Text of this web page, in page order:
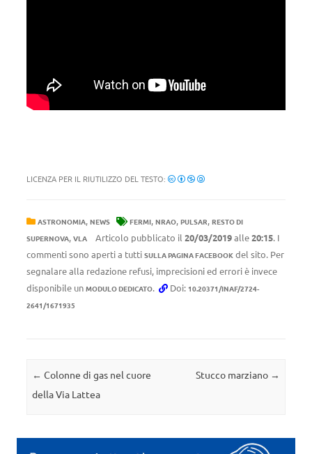
LICENZA PER IL RIUTILIZZO DEL TESTO:
ASTRONOMIA, NEWS FERMI, NRAO, PULSAR, RESTO DI
SUPERNOVA, VLA Articolo pubblicato il 20/03/2019alle20:15. I
commenti sono aperti a tutti SULLA PAGINA FACEBOOK del sito. Per
segnalare alla redazione refusi, imprecisioni ed errori è invece
disponibile un MODULO DEDICATO. Doi: 10.20371/INAF/2724-
2641/1671935
Navigazione articolo
← Colonne di gas nel cuore
della Via Lattea
Stucco marziano →